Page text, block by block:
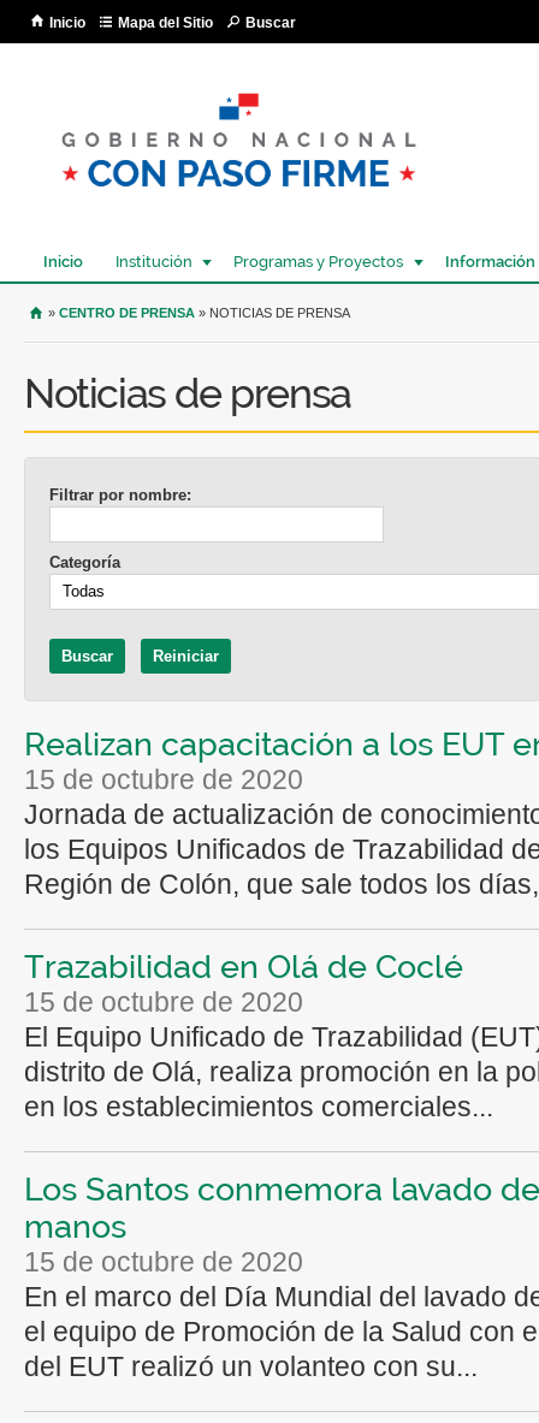
Inicio Mapa del Sitio Buscar
Inicio Institución Programas y Proyectos Información
USTED SE ENCUENTRA AQUÍ
» CENTRO DE PRENSA » NOTICIAS DE PRENSA
Noticias de prensa
Filtrar por nombre:
Categoría
Realizan capacitación a los EUT
15 de octubre de 2020
Jornada de actualización de
los Equipos Unificados de Trazabilidad
Región de Colón, que sale todos los
Trazabilidad en Olá de Coclé
15 de octubre de 2020
El Equipo Unificado de Trazabilidad
distrito de Olá, realiza promoción en la
en los establecimientos comerciales...
Los Santos conmemora lavado de
manos
15 de octubre de 2020
En el marco del Día Mundial del lavado
el equipo de Promoción de la Salud con
del EUT realizó un volanteo con su...